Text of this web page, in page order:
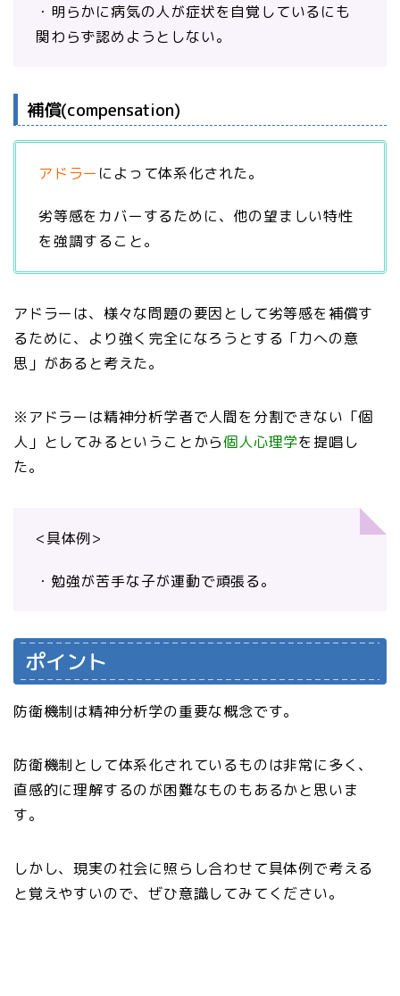
・明らかに病気の人が症状を自覚しているにも
関わらず認めようとしない。
補償(compensation)
アドラー によって体系化された。
劣等感をカバーするために、他の望ましい特性
を強調すること。
アドラーは、様々な問題の要因として劣等感を補償す
るために、より強く完全になろうとする「力への意
思」があると考えた。
※アドラーは精神分析学者で人間を分割できない「個
人」としてみるということから個人心理学を提唱し
た。
<具体例>
・勉強が苦手な子が運動で頑張る。
ポイント
防衛機制は精神分析学の重要な概念です。
防衛機制として体系化されているものは非常に多く、
直感的に理解するのが困難なものもあるかと思いま
す。
しかし、現実の社会に照らし合わせて具体例で考える
と覚えやすいので、ぜひ意識してみてください。